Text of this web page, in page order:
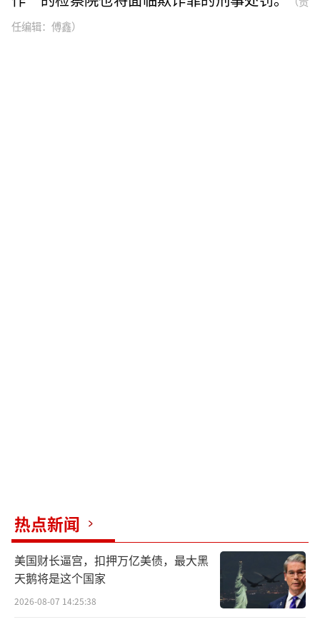
任编辑：傅鑫）
热点新闻
美国财长逼宫，扣押万亿美债，最大黑
天鹅将是这个国家
2026-08-07 14:25:38